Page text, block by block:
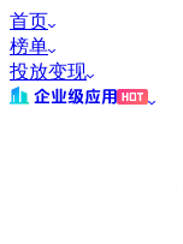
首页
榜单
投放变现